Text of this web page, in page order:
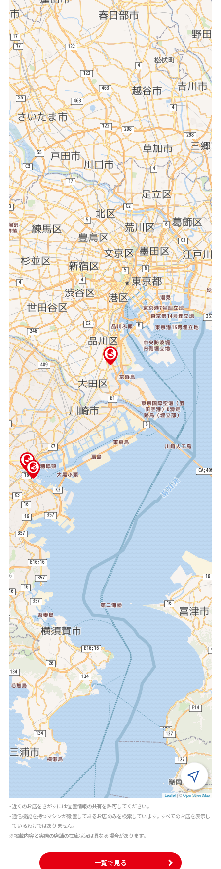
Leaflet |©OpenStreetMap
・近くのお店をさがすには位置情報の共有を許可してください。
・通信機能を持つマシンが設置してあるお店のみを検索しています。すべてのお店を表示し
ているわけではありません。
※掲載内容と実際の店舗の在庫状況は異なる場合があります。
一覧で見る